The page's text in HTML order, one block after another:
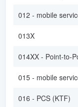
012 - mobile
013X
014XX - Point-to-
015 - mobile
016 - PCS (KTF)